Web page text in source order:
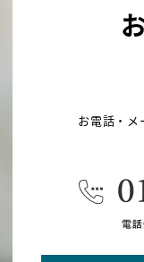
お電話・メ